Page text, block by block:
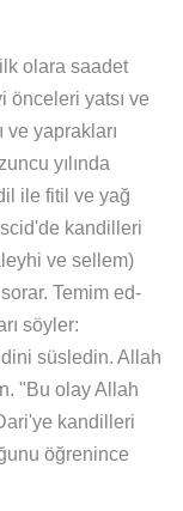
olara saadet
önceleri yatsı ve
ve yaprakları
yılında
ile fitil ve yağ
kandilleri
ve sellem)
Temim ed-
söyler:
süsledin. Allah
"Bu olay Allah
kandilleri
öğrenince